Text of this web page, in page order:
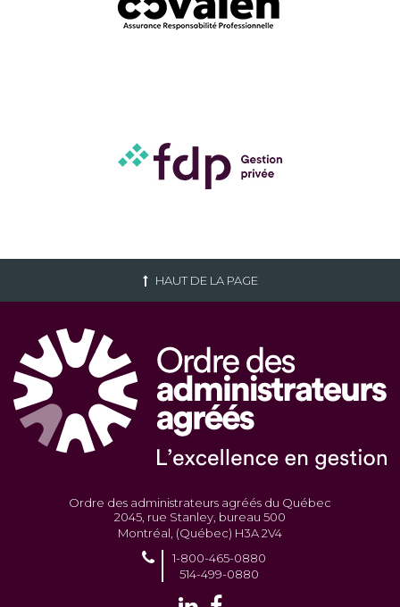
HAUT DE LA PAGE
Ordre des administrateurs agréés du Québec
2045, rue Stanley, bureau 500
Montréal, (Québec) H3A 2V4
1-800-465-0880
514-499-0880